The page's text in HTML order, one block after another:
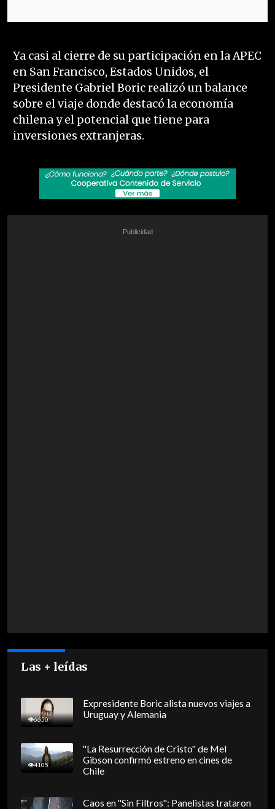
Ya casi al cierre de su participación en la APEC
en San Francisco, Estados Unidos, el
Presidente Gabriel Boric realizó un balance
sobre el viaje donde destacó la economía
chilena y el potencial que tiene para
inversiones extranjeras.
Las + leídas
6650
Expresidente Boric alista nuevos viajes a
Uruguay y Alemania
4105
"La Resurrección de Cristo" de Mel
Gibson confirmó estreno en cines de
Chile
Caos en "Sin Filtros": Panelistas trataron